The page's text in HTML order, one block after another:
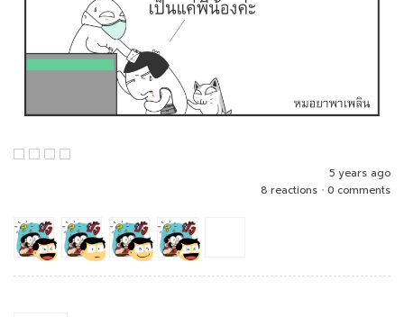
5 years ago
8 reactions • 0 comments